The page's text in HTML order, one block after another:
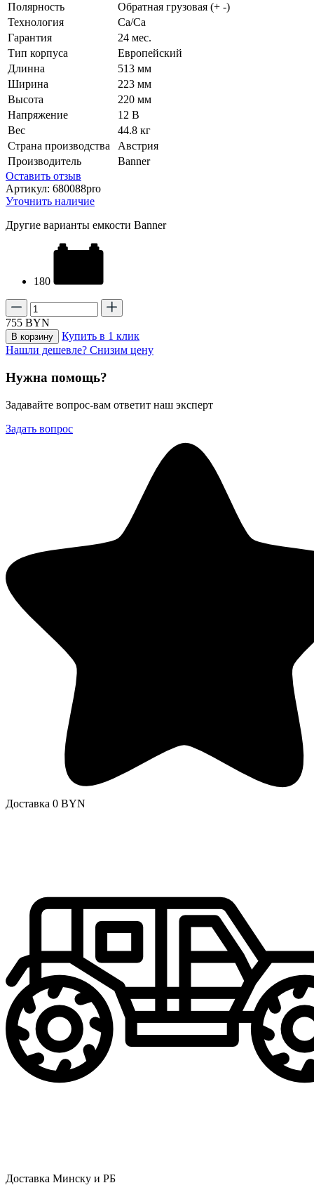
Полярность
Обратная грузовая (+ -)
Технология
Ca/Ca
Гарантия
24 мес.
Тип корпуса
Европейский
Длинна
513 мм
Ширина
223 мм
Высота
220 мм
Напряжение
12 В
Вес
44.8 кг
Страна производства
Австрия
Производитель
Banner
Оставить отзыв
Артикул: 680088pro
Уточнить наличие
Другие варианты емкости Banner
180
755 BYN
В корзину
Купить в 1 клик
Нашли дешевле? Снизим цену
Нужна помощь?
Задавайте вопрос-вам ответит наш эксперт
Задать вопрос
Доставка 0 BYN
Доставка Минску и РБ